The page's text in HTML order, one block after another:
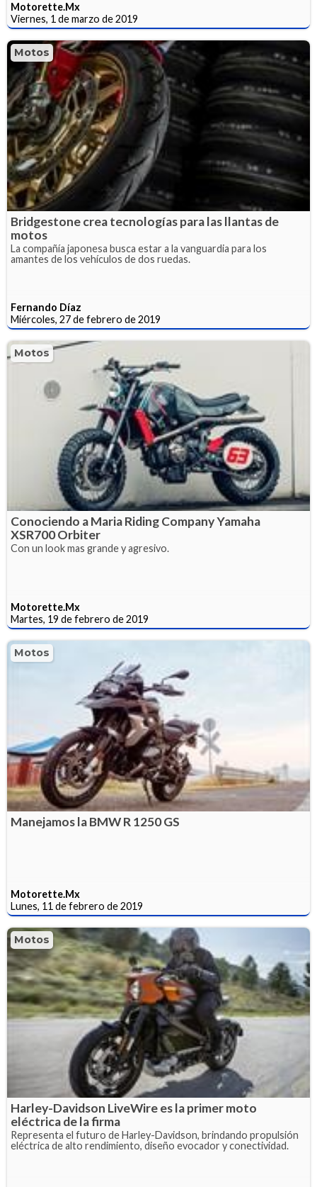
Motorette.Mx
Viernes, 1 de marzo de 2019
Motos
Bridgestone crea tecnologías para las llantas de
motos
La compañía japonesa busca estar a la vanguardia para los
amantes de los vehículos de dos ruedas.
Fernando Díaz
Miércoles, 27 de febrero de 2019
Motos
Conociendo a Maria Riding Company Yamaha
XSR700 Orbiter
Con un look mas grande y agresivo.
Motorette.Mx
Martes, 19 de febrero de 2019
Motos
Manejamos la BMW R 1250 GS
Motorette.Mx
Lunes, 11 de febrero de 2019
Motos
Harley-Davidson LiveWire es la primer moto
eléctrica de la firma
Representa el futuro de Harley-Davidson, brindando propulsión
eléctrica de alto rendimiento, diseño evocador y conectividad.